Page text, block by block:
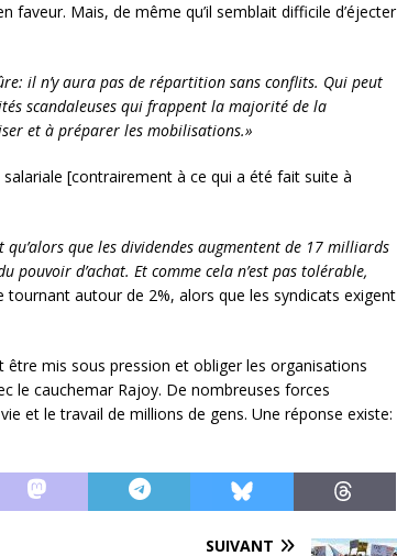
faveur. Mais, de même qu’il semblait difficile d’éjecter
il n’y aura pas de répartition sans conflits. Qui peut
scandaleuses qui frappent la majorité de la
et à préparer les mobilisations.»
[contrairement à ce qui a été fait suite à
que les dividendes augmentent de 17 milliards
pouvoir d’achat. Et comme cela n’est pas tolérable,
autour de 2%, alors que les syndicats exigent
être mis sous pression et obliger les organisations
le cauchemar Rajoy. De nombreuses forces
et le travail de millions de gens. Une réponse existe:
SUIVANT